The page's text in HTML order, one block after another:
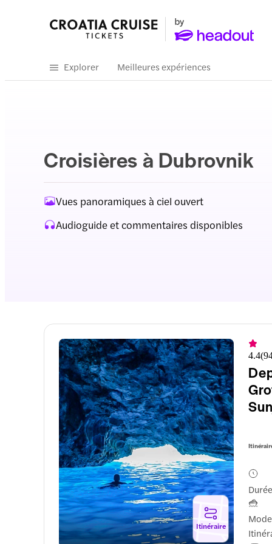
Explorer Meilleures expériences
Croisières à Dubrovnik
Vues panoramiques à ciel ouvert
Audioguide et commentaires disponibles
Itinéraire
4.4(